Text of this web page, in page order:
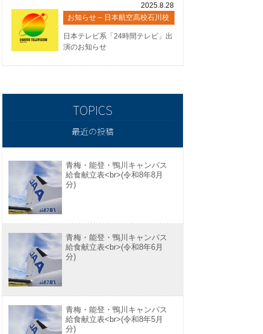
2025.8.28
お知らせ – 日本航空高校石川校
日本テレビ系「24時間テレビ」出
演のお知らせ
最近の投稿
青梅・能登・鴨川キャンパス
給食献立表<br>(令和8年8月
分)
青梅・能登・鴨川キャンパス
給食献立表<br>(令和8年6月
分)
青梅・能登・鴨川キャンパス
給食献立表<br>(令和8年5月
分)